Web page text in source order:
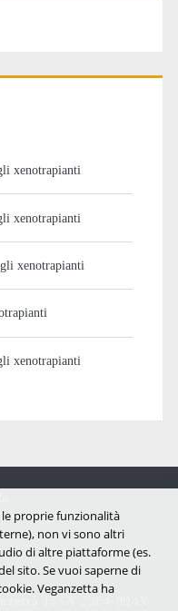
xenotrapianti
xenotrapianti
xenotrapianti
xenotrapianti
e antispecista
proprie funzionalità
non vi sono altri
di altre piattaforme (es.
sito. Se vuoi saperne di
Veganzetta ha